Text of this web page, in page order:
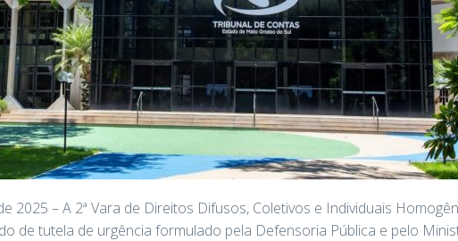
2025 – A 2ª Vara de Direitos Difusos, Coletivos e Individuais
de tutela de urgência formulado pela Defensoria Pública e pelo